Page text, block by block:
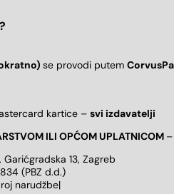
se provodi putem
kartice – svi izdavatelji
ILI OPĆOM UPLATNICOM
Garićgradska 13, Zagreb
(PBZ d.d.)
narudžbe|